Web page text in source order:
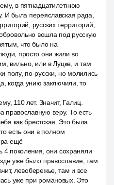
в пятнадцатилетнюю
И была переяславская рада,
русских территорий,
вошла под русскую
что было на
просто они жили во
вильно, или в Луцке, и там
полу, по-русски, но молились
когда унию заключили, то
110 лет. Значит, Галиц.
православную веру. То есть
как брестская. Это была
есть они в полном
ещё
4 поколения, они сохраняли
уже было православие, там
левобережье, там и все
уже при романовых. Это